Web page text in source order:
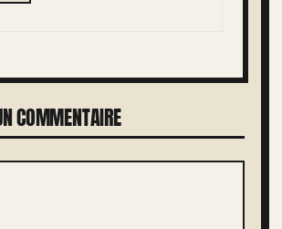
COMMENTAIRE